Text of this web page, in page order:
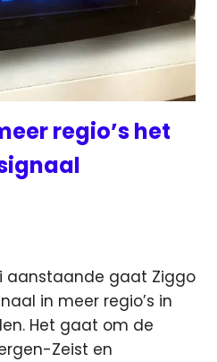
regio’s het
aanstaande gaat Ziggo
in meer regio’s in
Het gaat om de
Zeist en